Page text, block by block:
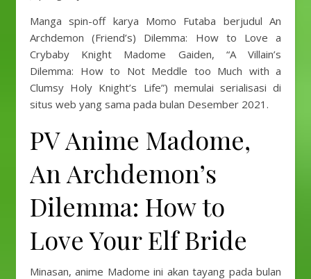
Manga spin-off karya Momo Futaba berjudul An
Archdemon (Friend’s) Dilemma: How to Love a
Crybaby Knight Madome Gaiden, “A Villain’s
Dilemma: How to Not Meddle too Much with a
Clumsy Holy Knight’s Life”) memulai serialisasi di
situs web yang sama pada bulan Desember 2021.
PV Anime Madome,
An Archdemon’s
Dilemma: How to
Love Your Elf Bride
Minasan, anime Madome ini akan tayang pada bulan